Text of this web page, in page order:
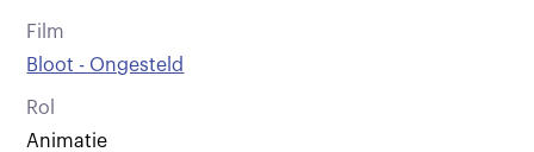
Film
Bloot - Ongesteld
Rol
Animatie